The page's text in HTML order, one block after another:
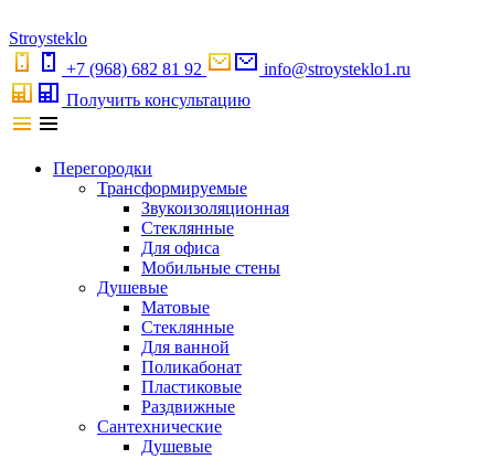
Stroysteklo
+7 (968) 682 81 92
info@stroysteklo1.ru
Получить консультацию
Перегородки
Трансформируемые
Звукоизоляционная
Стеклянные
Для офиса
Мобильные стены
Душевые
Матовые
Стеклянные
Для ванной
Поликабонат
Пластиковые
Раздвижные
Сантехнические
Душевые